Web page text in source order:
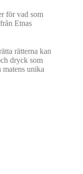
för vad som
Etnas
rätterna kan
dryck som
unika